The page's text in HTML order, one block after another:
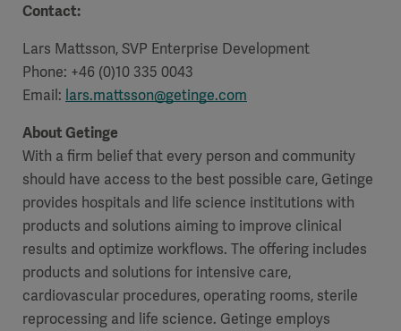
Contact:
Lars Mattsson, SVP Enterprise Development
Phone: +46 (0)10 335 0043
Email: lars.mattsson@getinge.com
About Getinge
With a firm belief that every person and community
should have access to the best possible care, Getinge
provides hospitals and life science institutions with
products and solutions aiming to improve clinical
results and optimize workflows. The offering includes
products and solutions for intensive care,
cardiovascular procedures, operating rooms, sterile
reprocessing and life science. Getinge employs